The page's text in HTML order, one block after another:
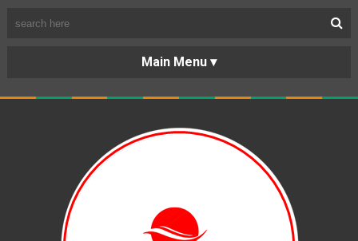
BERANDA
PORTOFOLIO
KARIR